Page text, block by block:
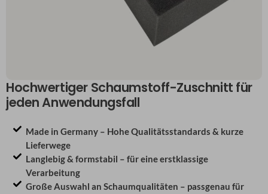
Hochwertiger Schaumstoff-Zuschnitt für
jeden Anwendungsfall
Made in Germany – Hohe Qualitätsstandards & kurze
Lieferwege
Langlebig & formstabil – für eine erstklassige
Verarbeitung
Große Auswahl an Schaumqualitäten – passgenau für